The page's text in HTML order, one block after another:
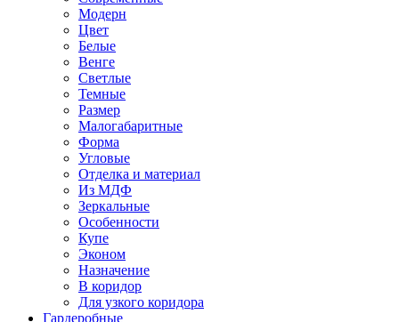
Модерн
Цвет
Белые
Венге
Светлые
Темные
Размер
Малогабаритные
Форма
Угловые
Отделка и материал
Из МДФ
Зеркальные
Особенности
Купе
Эконом
Назначение
В коридор
Для узкого коридора
Гардеробные